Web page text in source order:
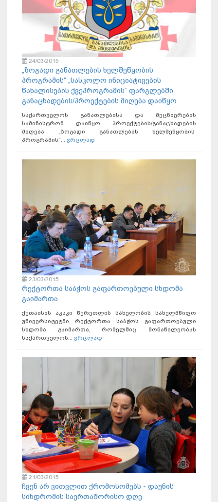
24/03/2015
„ზოგადი განათლების ხელშეწყობის
პროგრამის“ „სასკოლო ინიციატივების
წახალისების ქვეპროგრამის“ ფარგლებში
განაცხადების/პროექტების მიღება დაიწყო
საქართველოს განათლებისა და მეცნიერების
სამინისტრომ დაიწყო პროექტების/განაცხადების
მიღება „ზოგადი განათლების ხელშეწყობის
პროგრამის“... ვრცლად
23/03/2015
რექტორთა საბჭოს გაფართოებული სხდომა
გაიმართა
ქუთაისის აკაკი წერეთლის სახელობის სახელმწიფო
უნივერსიტეტში რექტორთა საბჭოს გაფართოებული
სხდომა გაიმართა, რომელშიც მონაწილეობას
საქართველოს... ვრცლად
21/03/2015
ჩვენ არ ვითვლით ქრომოსომებს - დაუნის
სინდრომის საერთაშორისო დღე